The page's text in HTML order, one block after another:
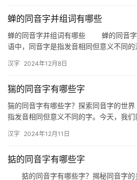
蝉的同音字并组词有哪些
蝉的同音字并组词有哪些 蝉的同音
语中，同音字是指发音相同但意义不同
汉字 2024年12月8日
猯的同音字有哪些字
猯的同音字有哪些字？探索同音字的
指发音相同但意义不同的字。今天，我们
汉字 2024年12月11日
掂的同音字有哪些字
掂的同音字有哪些字？揭秘同音字